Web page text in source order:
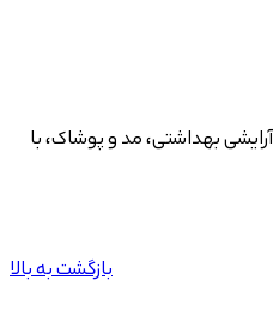
بهداشتی، مد و پوشاک، با
بازگشت به بالا